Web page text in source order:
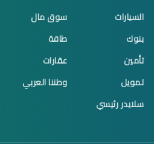
السيارات
بنوك
تأمين
تمويل
سلايدر رئيسي
سوق مال
طاقة
عقارات
وطننا العربي